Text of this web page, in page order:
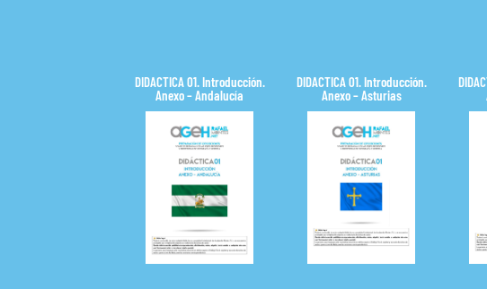
DIDACTICA 01. Introducción.
Anexo – Andalucía
DIDACTICA 01. Introducción.
Anexo – Asturias